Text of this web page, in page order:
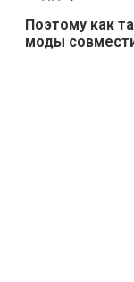
Поэтому как
моды